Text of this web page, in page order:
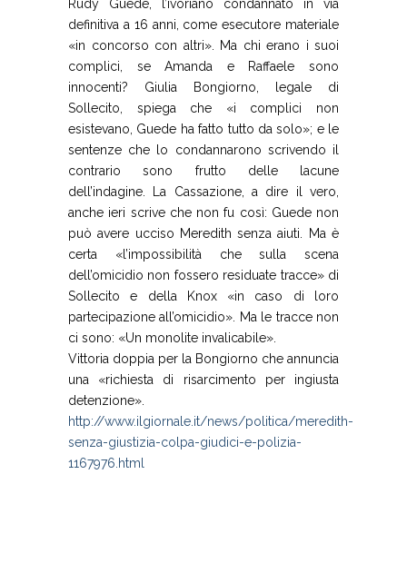
Rudy Guede, l’ivoriano condannato in via
definitiva a 16 anni, come esecutore materiale
«in concorso con altri». Ma chi erano i suoi
complici, se Amanda e Raffaele sono
innocenti? Giulia Bongiorno, legale di
Sollecito, spiega che «i complici non
esistevano, Guede ha fatto tutto da solo»; e le
sentenze che lo condannarono scrivendo il
contrario sono frutto delle lacune
dell’indagine. La Cassazione, a dire il vero,
anche ieri scrive che non fu così: Guede non
può avere ucciso Meredith senza aiuti. Ma è
certa «l’impossibilità che sulla scena
dell’omicidio non fossero residuate tracce» di
Sollecito e della Knox «in caso di loro
partecipazione all’omicidio». Ma le tracce non
ci sono: «Un monolite invalicabile».
Vittoria doppia per la Bongiorno che annuncia
una «richiesta di risarcimento per ingiusta
detenzione».
http://www.ilgiornale.it/news/politica/meredith-
senza-giustizia-colpa-giudici-e-polizia-
1167976.html